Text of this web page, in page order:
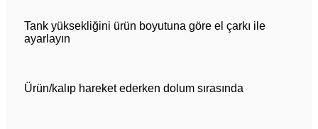
Tank yüksekliğini ürün boyutuna göre el çarkı ile
ayarlayın
Ürün/kalıp hareket ederken dolum sırasında